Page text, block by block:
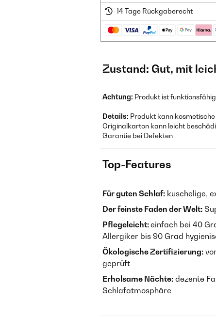
14 Tage Rückgaberecht
Zustand: Gut, mit
Achtung: Produkt ist
Details: Produkt kann
Originalkarton kann leicht
Garantie bei Defekten
Top-Features
Für guten Schlaf: kuschelige,
Der feinste Faden der Welt:
Pflegeleicht:einfach bei 40
Allergiker bis 90 Grad
Ökologische Zertifizierung:
geprüft
Erholsame Nächte: dezente
Schlafatmosphäre